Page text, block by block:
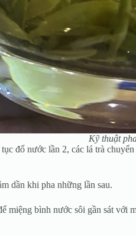
Kỹ thuật
đổ nước lần 2, các lá trà
dần khi pha những lần sau.
miệng bình nước sôi gần sát